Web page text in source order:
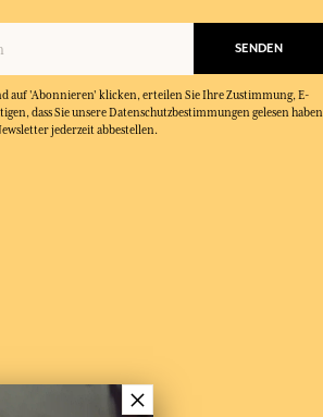
SENDEN
auf 'Abonnieren' klicken, erteilen Sie Ihre Zustimmung, E-
dass Sie unsere Datenschutzbestimmungen gelesen haben
jederzeit abbestellen.
×